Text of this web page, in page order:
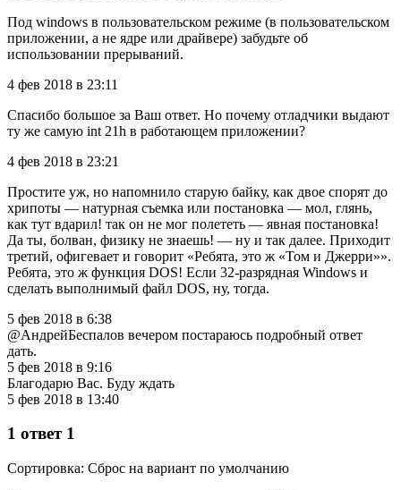
Под windows в пользовательском режиме (в пользовательском
приложении, а не ядре или драйвере) забудьте об
использовании прерываний.
4 фев 2018 в 23:11
Спасибо большое за Ваш ответ. Но почему отладчики выдают
ту же самую int 21h в работающем приложении?
4 фев 2018 в 23:21
Простите уж, но напомнило старую байку, как двое спорят до
хрипоты — натурная съемка или постановка — мол, глянь,
как тут вдарил! так он не мог полететь — явная постановка!
Да ты, болван, физику не знаешь! — ну и так далее. Приходит
третий, офигевает и говорит «Ребята, это ж «Том и Джерри»».
Ребята, это ж функция DOS! Если 32-разрядная Windows и
сделать выполнимый файл DOS, ну, тогда.
5 фев 2018 в 6:38
@АндрейБеспалов вечером постараюсь подробный ответ
дать.
5 фев 2018 в 9:16
Благодарю Вас. Буду ждать
5 фев 2018 в 13:40
1 ответ 1
Сортировка: Сброс на вариант по умолчанию